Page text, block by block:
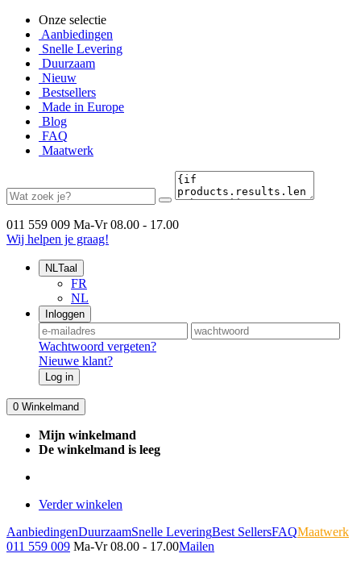
Onze selectie
Aanbiedingen
Snelle Levering
Duurzaam
Nieuw
Bestsellers
Made in Europe
Blog
FAQ
Maatwerk
011 559 009 Ma-Vr 08.00 - 17.00
Wij helpen je graag!
NLTaal
FR
NL
Inloggen
Wachtwoord vergeten?
Nieuwe klant?
Log in
0 Winkelmand
Mijn winkelmand
De winkelmand is leeg
Verder winkelen
AanbiedingenDuurzaamSnelle LeveringBest SellersFAQMaatwerk
011 559 009 Ma-Vr 08.00 - 17.00Mailen